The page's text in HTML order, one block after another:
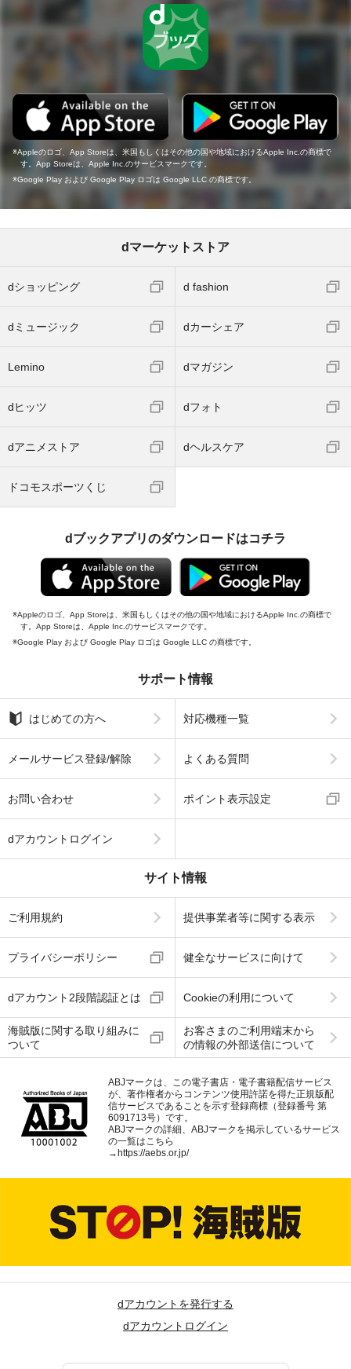
Appleのロゴ、App Storeは、米国もしくはその他の国や地域におけるApple Inc.の商標で
す。App Storeは、Apple Inc.のサービスマークです。
Google Play および Google Play ロゴは Google LLC の商標です。
dマーケットストア
dショッピング d fashion
dミュージック dカーシェア
Lemino dマガジン
dヒッツ dフォト
dアニメストア dヘルスケア
ドコモスポーツくじ
dブックアプリのダウンロードはコチラ
Appleのロゴ、App Storeは、米国もしくはその他の国や地域におけるApple Inc.の商標で
す。App Storeは、Apple Inc.のサービスマークです。
Google Play および Google Play ロゴは Google LLC の商標です。
サポート情報
はじめての方へ 対応機種一覧
メールサービス登録/解除 よくある質問
お問い合わせ ポイント表示設定
dアカウントログイン
サイト情報
ご利用規約 提供事業者等に関する表示
プライバシーポリシー 健全なサービスに向けて
dアカウント2段階認証とは Cookieの利用について
海賊版に関する取り組みに
ついて
お客さまのご利用端末から
の情報の外部送信について
ABJマークは、この電子書店・電子書籍配信サービス
が、著作権者からコンテンツ使用許諾を得た正規版配
信サービスであることを示す登録商標（登録番号 第
6091713号）です。
ABJマークの詳細、ABJマークを掲示しているサービス
の一覧はこちら
→ https://aebs.or.jp/
dアカウントを発行する
dアカウントログイン